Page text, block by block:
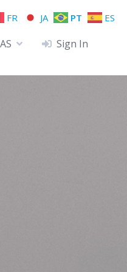
Sign In
FR JA PT ES